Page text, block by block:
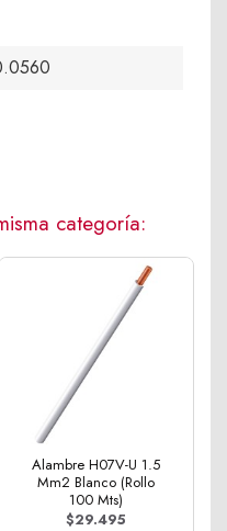
categoría:
Alambre H07V-U 1.5
Mm2 Blanco (Rollo
100 Mts)
$29.495